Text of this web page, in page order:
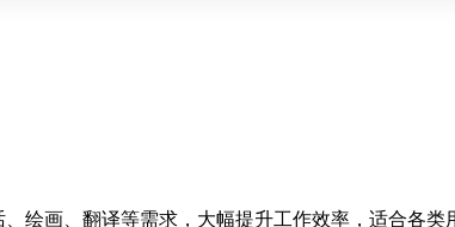
绘画、翻译等需求，大幅提升工作效率，适合各类